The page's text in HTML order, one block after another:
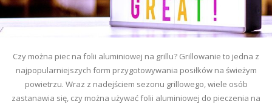
Czy można piec na folii aluminiowej na grillu? Grillowanie to jedna z
najpopularniejszych form przygotowywania posiłków na świeżym
powietrzu. Wraz z nadejściem sezonu grillowego, wiele osób
zastanawia się, czy można używać folii aluminiowej do pieczenia na